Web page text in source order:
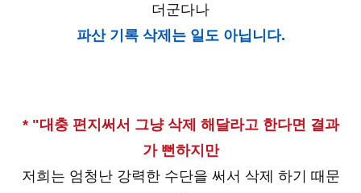
더군다나
파산 기록 삭제는 일도 아닙니다.
* "대충 편지써서 그냥 삭제 해달라고 한다면 결과
가 뻔하지만
저희는 엄청난 강력한 수단을 써서 삭제 하기 때문